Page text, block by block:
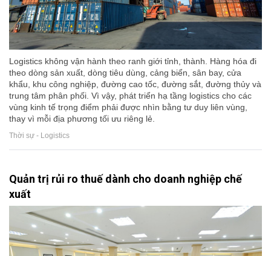
Logistics không vận hành theo ranh giới tỉnh, thành. Hàng hóa đi
theo dòng sản xuất, dòng tiêu dùng, cảng biển, sân bay, cửa
khẩu, khu công nghiệp, đường cao tốc, đường sắt, đường thủy và
trung tâm phân phối. Vì vậy, phát triển hạ tầng logistics cho các
vùng kinh tế trọng điểm phải được nhìn bằng tư duy liên vùng,
thay vì mỗi địa phương tối ưu riêng lẻ.
Thời sự - Logistics
Quản trị rủi ro thuế dành cho doanh nghiệp chế
xuất